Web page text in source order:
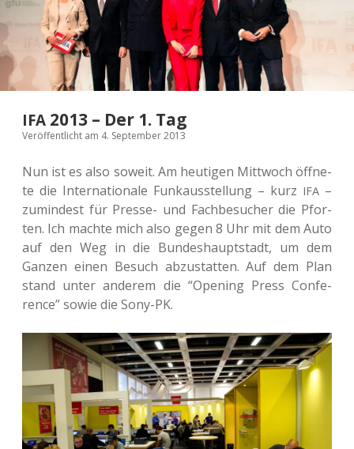
IFA 2013 – Der 1. Tag
Veröffentlicht am 4. September 2013
Nun ist es also soweit. Am heu­ti­gen Mitt­woch öff­ne­
te die Inter­na­tio­na­le Funk­aus­stel­lung – kurz IFA –
zumin­dest für Presse- und Fach­be­su­cher die Pfor­
ten. Ich machte mich also gegen 8 Uhr mit dem Auto
auf den Weg in die Bun­des­haupt­stadt, um dem
Ganzen einen Besuch abzu­stat­ten. Auf dem Plan
stand unter ande­rem die “Ope­ning Press Con­fe­
rence” sowie die Sony-PK.